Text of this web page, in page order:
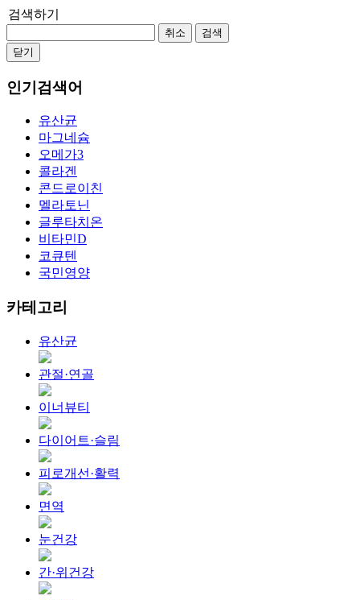
검색하기
취소
검색
닫기
인기검색어
유산균
마그네슘
오메가3
콜라겐
콘드로이친
멜라토닌
글루타치온
비타민D
코큐텐
국민영양
카테고리
유산균
관절·연골
이너뷰티
다이어트·슬림
피로개선·활력
면역
눈건강
간·위건강